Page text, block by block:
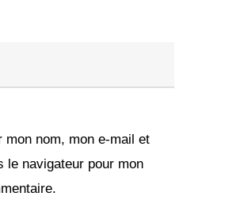
mon nom, mon e-mail et
le navigateur pour mon